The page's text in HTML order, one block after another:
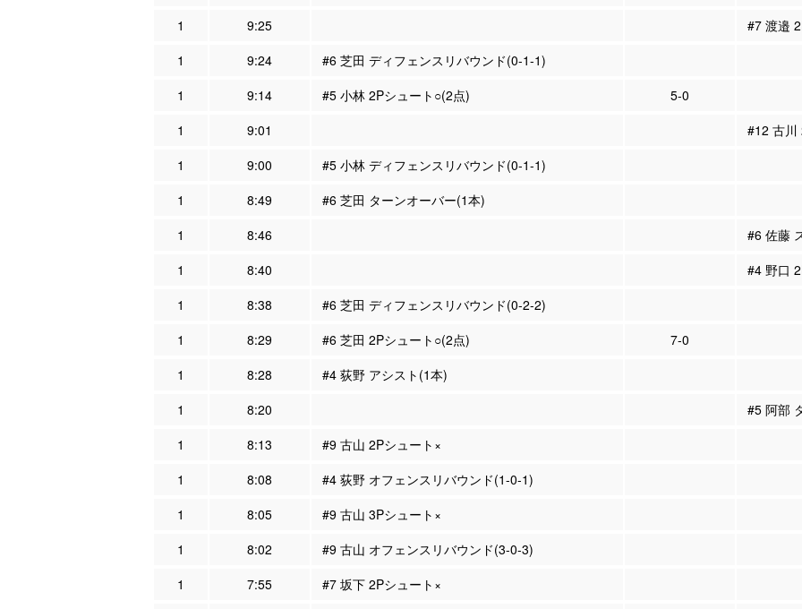
1
9:25
#7 渡邉
1
9:24
#6 芝田 ディフェンスリバウンド(0-1-1)
1
9:14 #5 小林 2Pシュート○(2点)
5-0
1
9:01
#12 古川
1
9:00
#5 小林 ディフェンスリバウンド(0-1-1)
1
8:49
#6 芝田 ターンオーバー(1本)
1
8:46
#6 佐藤
1
8:40
#4 野口
1
8:38
#6 芝田 ディフェンスリバウンド(0-2-2)
1
8:29 #6 芝田 2Pシュート○(2点)
7-0
1
8:28
#4 荻野 アシスト(1本)
1
8:20
#5 阿部
1
8:13
#9 古山 2Pシュート×
1
8:08
#4 荻野 オフェンスリバウンド(1-0-1)
1
8:05
#9 古山 3Pシュート×
1
8:02
#9 古山 オフェンスリバウンド(3-0-3)
1
7:55
#7 坂下 2Pシュート×